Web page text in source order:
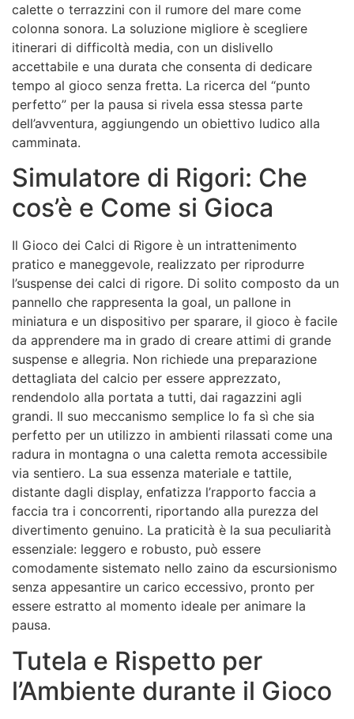
calette o terrazzini con il rumore del mare come
colonna sonora. La soluzione migliore è scegliere
itinerari di difficoltà media, con un dislivello
accettabile e una durata che consenta di dedicare
tempo al gioco senza fretta. La ricerca del “punto
perfetto” per la pausa si rivela essa stessa parte
dell’avventura, aggiungendo un obiettivo ludico alla
camminata.
Simulatore di Rigori: Che
cos’è e Come si Gioca
Il Gioco dei Calci di Rigore è un intrattenimento
pratico e maneggevole, realizzato per riprodurre
l’suspense dei calci di rigore. Di solito composto da un
pannello che rappresenta la goal, un pallone in
miniatura e un dispositivo per sparare, il gioco è facile
da apprendere ma in grado di creare attimi di grande
suspense e allegria. Non richiede una preparazione
dettagliata del calcio per essere apprezzato,
rendendolo alla portata a tutti, dai ragazzini agli
grandi. Il suo meccanismo semplice lo fa sì che sia
perfetto per un utilizzo in ambienti rilassati come una
radura in montagna o una caletta remota accessibile
via sentiero. La sua essenza materiale e tattile,
distante dagli display, enfatizza l’rapporto faccia a
faccia tra i concorrenti, riportando alla purezza del
divertimento genuino. La praticità è la sua peculiarità
essenziale: leggero e robusto, può essere
comodamente sistemato nello zaino da escursionismo
senza appesantire un carico eccessivo, pronto per
essere estratto al momento ideale per animare la
pausa.
Tutela e Rispetto per
l’Ambiente durante il Gioco